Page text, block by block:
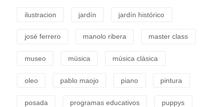
ilustracion jardín jardín histórico
josé ferrero manolo ribera master class
museo música música clásica
oleo pablo maojo piano pintura
posada programas educativos puppys